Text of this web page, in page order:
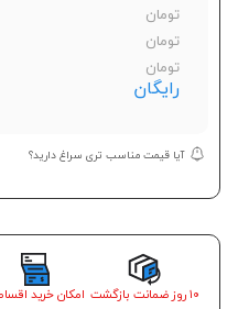
تومان
تومان
تومان
رایگان
آیا قیمت مناسب تری سراغ دارید؟
۱۰ روز ضمانت بازگشت امکان خرید